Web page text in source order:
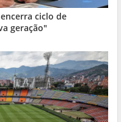
ciclo de
geração"